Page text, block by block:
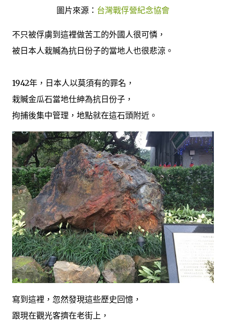
圖片來源： 台灣戰俘營紀念協會
不只被俘虜到這裡做苦工的外國人很可憐，
被日本人栽贓為抗日份子的當地人也很悲涼。
1942年，日本人以莫須有的罪名，
栽贓金瓜石當地仕紳為抗日份子，
拘捕後集中管理，地點就在這石頭附近。
寫到這裡，忽然發現這些歷史回憶，
跟現在觀光客擠在老街上，